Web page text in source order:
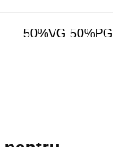
50%VG 50%PG